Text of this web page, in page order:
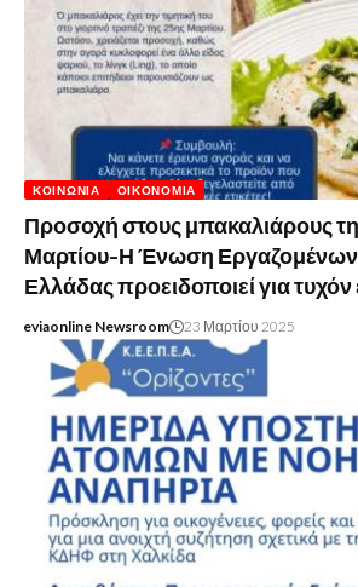
ΚΟΙΝΩΝΊΑ ΟΙΚΟΝΟΜΊΑ
Προσοχή στους μπακαλιάρους
Μαρτίου-Η Ένωση
Ελλάδας προειδοποιεί για
eviaonline Newsroom 23 Μαρτίου 2025